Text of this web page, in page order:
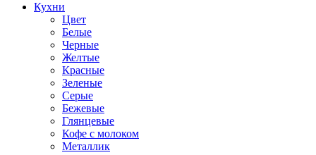
Кухни
Цвет
Белые
Черные
Желтые
Красные
Зеленые
Серые
Бежевые
Глянцевые
Кофе с молоком
Металлик